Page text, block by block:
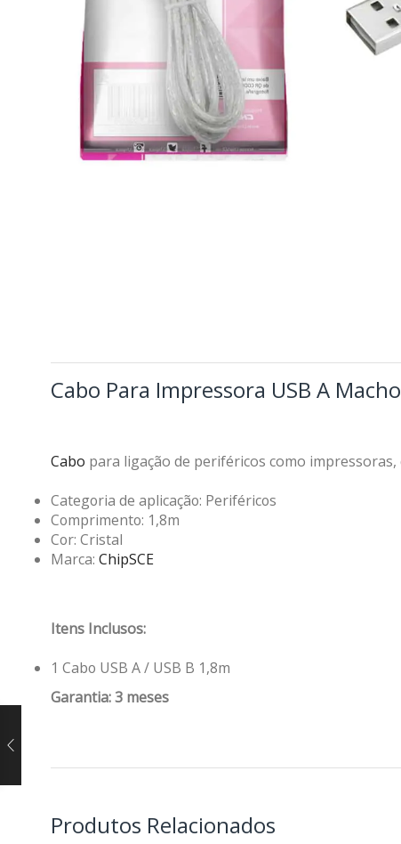
Cabo Para Impressora USB A
Cabo para ligação de periféricos como
Categoria de aplicação: Periféricos
Comprimento: 1,8m
Cor: Cristal
Marca: ChipSCE
Itens Inclusos:
1 Cabo USB A / USB B 1,8m
Garantia: 3 meses
Produtos Relacionados